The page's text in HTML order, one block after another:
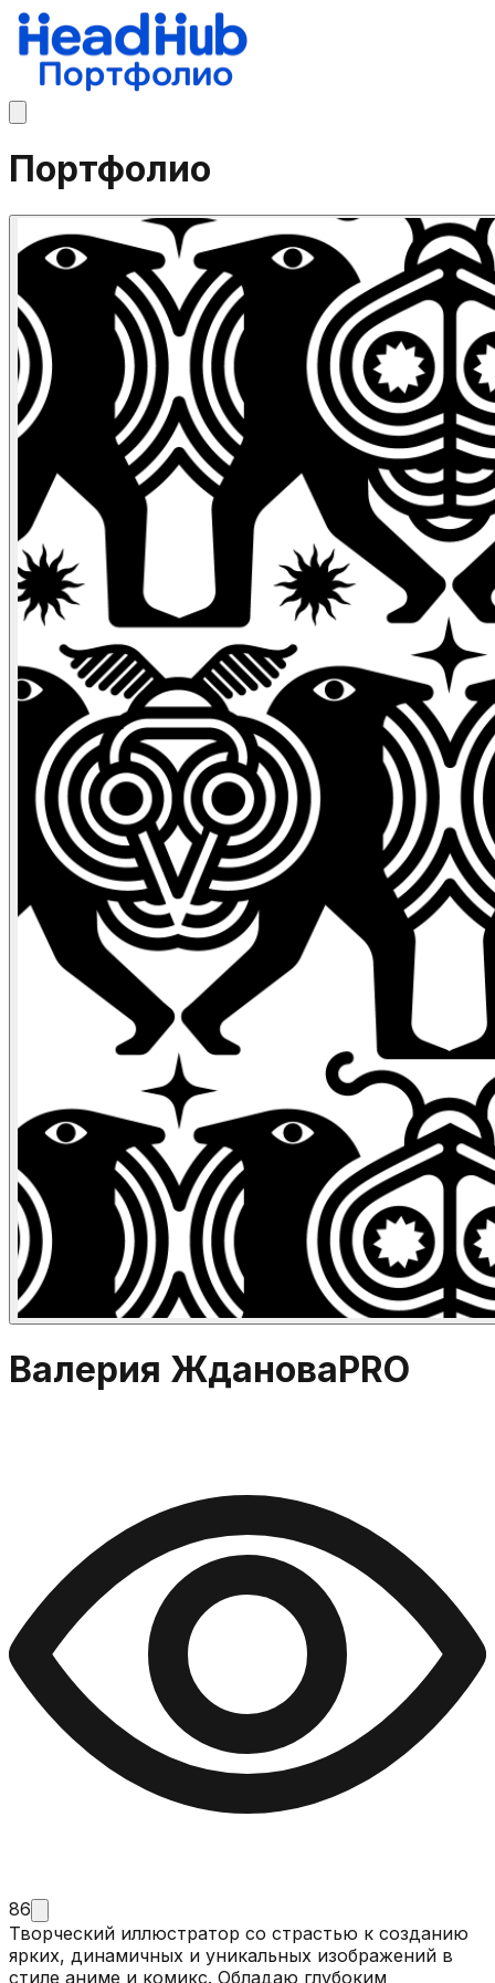
Портфолио
Валерия ЖдановаPRO
86
Творческий иллюстратор со страстью к созданию
ярких, динамичных и уникальных изображений в
стиле аниме и комикс. Обладаю глубоким